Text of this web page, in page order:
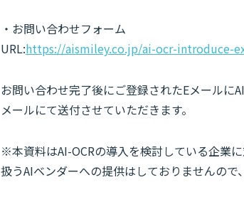
・お問い合わせフォーム
URL:https://aismiley.co.jp/ai-ocr-introduce-
お問い合わせ完了後にご登録されたEメールに
メールにて送付させていただきます。
※本資料はAI-OCRの導入を検討している企業
扱うAIベンダーへの提供はしておりませんので